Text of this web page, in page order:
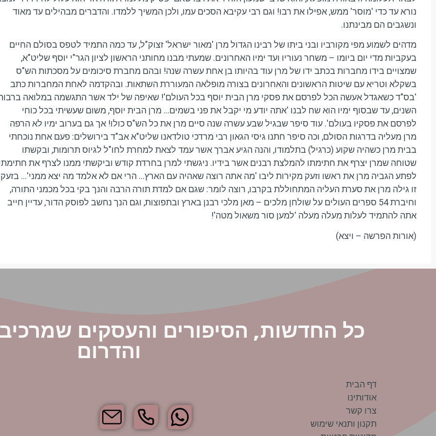
נורא עד כדי 'מוסר' ממש, אפילו את רבו! וגם רבי עקיבא הסכים עמו, ולכן המשיך ללמדו. והדברים מבהילים עד מאוד
ונשגבים הם מבינתנו.
מדהים לשמוע מפי מקורביו ובני ביתו של רבינו הגדול מרן 'מאור ישראל' זצוק"ל, עד כמה התמיד לטפס בסולם החיים
בעקביות מדי יום ביומו – משחר נעוריו ועד ימיו האחרונים. שמעתי מבנו מחותני הראשון לציון הגר"י יוסף שליט"א,
שמצויים בידו מחברות בכתב ידו של מרן עוד בהיותו בן אחת עשרה שנה! ובהם מחברת סיכומים על מסכתות הש"ס
בשקלא וטריא עם שיטות הראשונים והאחרונים בצורה מופלאה המעוררת השתאות. ובהקדמה לאחת המחברות כתב
'בס"ד כשאגדל אעשה הכל לפרסם את פסקי מרן הבית יוסף בכל העולם'! שאיפה של ילד אשר התגשמה במלואה
השנים, עד שבסוף ימיו הוא שח לבנו 'אתה יודע מי יקבל את פני בשמים… מרן הבית יוסף, משום שעשיתי בכל כוחי
לפרסם את פסקיו בעולם'. עוד סיפר שבגיל שבע עשרה שנה סיים מרן את כל הש"ס כולו! אך גם בערוב ימיו לא הרפה
מרן מעליה בדרגות הסולם, וכה סיפר חתנו גיסי הגאון רבי מרדכי טולדאנו שליט"א אב"ד בירושלים: פעם אחת נוכחתי
בבית מרן כשהיה שקוע (כרגיל) בתלמודו, והנה הגיע אברך אשר עמד לצאת למחרת לחו"ל לגיוס תרומות, ובקשתו
שטוחה שמרן יצרף את חתימתו להמלצת רבנים אשר בידיו. ניגשתי למרן בחרדת קודש וביקשתי ממנו לצרף את
לפתע הגביה מרן את ראשו וזעק מקירות ליבו 'מה אתה רוצה שאהיה עם הארץ… הרי אם לא אלמד מה יצא ממני'…
זו גילה מרן את סערת העליה המתחוללת בקרבו, רוצה לומר: שגם אם למדת תורה הרבה והנך בקי בכל מכמני התורה,
וחיברת 54 ספרים העולים על שולחן מלכים – מאן מלכי רבנן בארץ ובתפוצות, וגם הנך נחשב לפוסק הדור, עדיין חייב
אתה להתמיד לעלות מעלה מעלה 'למען סור משאול מטה'!
(אורות הפרשה – ויצא)
כל החדשות, הסיפורים והעסקים
והדרום
דף הבית
אודותינו
צרו קשר
תקנון ותנאי שימוש